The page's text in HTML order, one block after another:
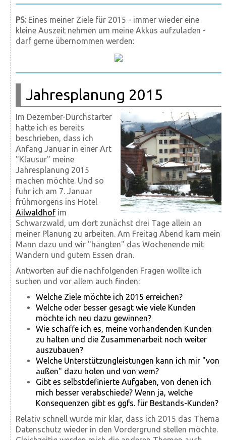
PS:Eines meiner Ziele für 2015 - immer wieder eine
kleine Auszeit nehmen um meine Akkus aufzuladen -
darf gerne übernommen werden:
Jahresplanung 2015
Im Dezember-Durchstarter
hatte ich es bereits
beschrieben, dass ich
Anfang Januar in einer Art
"Klausur" meine
Jahresplanung 2015
machen möchte. Und so
fuhr ich am 7. Januar
frühmorgens ins Hotel
Ailwaldhof im
Schwarzwald, um dort zunächst drei Tage allein an
meiner Planung zu arbeiten. Am Freitag Abend kam mein
Mann dazu und wir "hängten" das Wochenende mit
Wandern und gutem Essen dran.
Antworten auf die nachfolgenden Fragen wollte ich
suchen und vor allem auch finden:
Welche Ziele möchte ich 2015 erreichen?
Welche oder besser gesagt wie viele Kunden
möchte ich neu dazu gewinnen?
Wie schaffe ich es, meine vorhandenden Kunden
zu halten und die Zusammenarbeit noch weiter
auszubauen?
Welche Unterstützungleistungen kann ich mir "von
außen" dazu holen und von wem?
Gibt es selbstdefinierte Aufgaben, von denen ich
mich besser verabschiede? Wenn ja, welche
Konsequenzen gibt es ggfs. für Bestands-Kunden?
Relativ schnell wurde mir klar, dass ich 2015 das Thema
Datenschutz wieder in den Vordergrund stellen möchte.